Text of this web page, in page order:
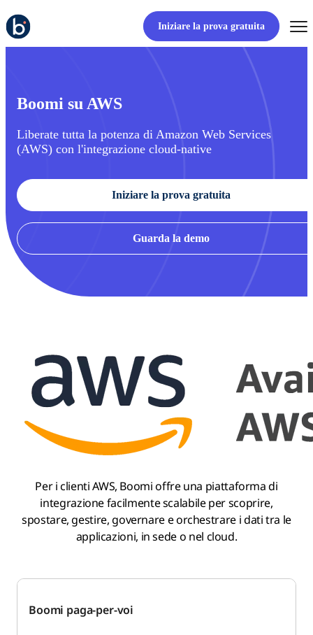
Iniziare la prova gratuita
Boomi su AWS
Liberate tutta la potenza di Amazon Web Services
(AWS) con l'integrazione cloud-native
Iniziare la prova gratuita
Guarda la demo
Per i clienti AWS, Boomi offre una piattaforma di
integrazione facilmente scalabile per scoprire,
spostare, gestire, governare e orchestrare i dati tra le
applicazioni, in sede o nel cloud.
Boomi paga-per-voi